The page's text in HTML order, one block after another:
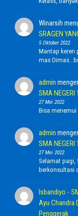
Winarsih
SRAGEN
5 Oktober 2022
Mantap keren
mas
admin
SMA
27 Mei 2022
Bisa menemui
admin
SMA
27 Mei 2022
Selamat pagi,
berkonsultasi
Isbandiyo -
Ayu Chandra
Penggerak